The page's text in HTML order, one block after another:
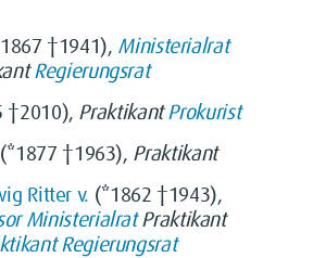
†1941), Ministerialrat
Regierungsrat
†2010), Praktikant Prokurist
†1963), Praktikant
Ritter v. (*1862 †1943),
Ministerialrat Praktikant
Regierungsrat